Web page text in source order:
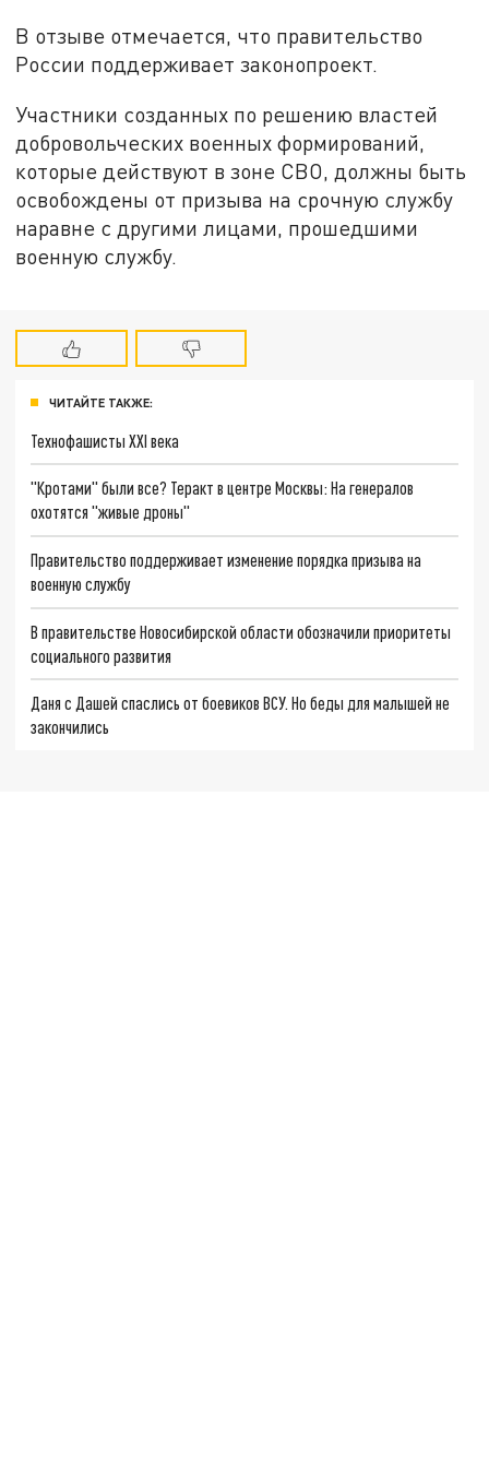
В отзыве отмечается, что правительство
России поддерживает законопроект.
Участники созданных по решению властей
добровольческих военных формирований,
которые действуют в зоне СВО, должны быть
освобождены от призыва на срочную службу
наравне с другими лицами, прошедшими
военную службу.
ЧИТАЙТЕ ТАКЖЕ:
Технофашисты XXI века
"Кротами" были все? Теракт в центре Москвы: На генералов
охотятся "живые дроны"
Правительство поддерживает изменение порядка призыва на
военную службу
В правительстве Новосибирской области обозначили приоритеты
социального развития
Даня с Дашей спаслись от боевиков ВСУ. Но беды для малышей не
закончились